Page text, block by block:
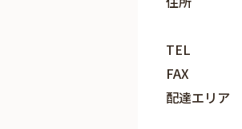
TEL
FAX
配達エリア